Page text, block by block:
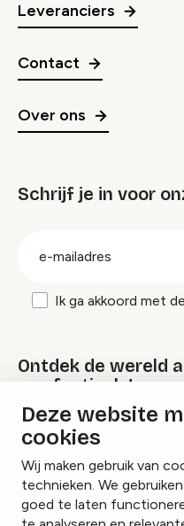
Deze website
cookies
Wij maken gebruik van
technieken. We
goed te laten
Leveranciers
Contact
Over ons
Schrijf je in voor
Ik ga akkoord met de
Ontdek de wereld
van festivals!
Lees onze